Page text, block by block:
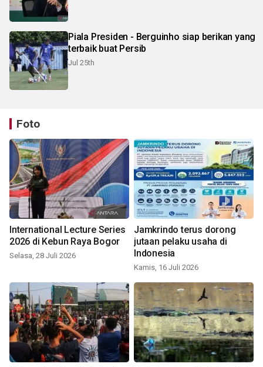
Piala Presiden - Berguinho siap berikan yang
terbaik buat Persib
Jul 25th
Foto
International Lecture Series
2026 di Kebun Raya Bogor
Selasa, 28 Juli 2026
Jamkrindo terus dorong
jutaan pelaku usaha di
Indonesia
Kamis, 16 Juli 2026